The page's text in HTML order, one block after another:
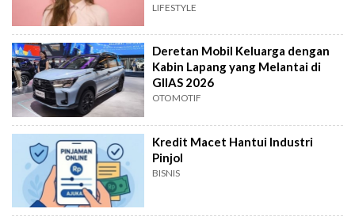
LIFESTYLE
Deretan Mobil Keluarga dengan
Kabin Lapang yang Melantai di
GIIAS 2026
OTOMOTIF
Kredit Macet Hantui Industri
Pinjol
BISNIS